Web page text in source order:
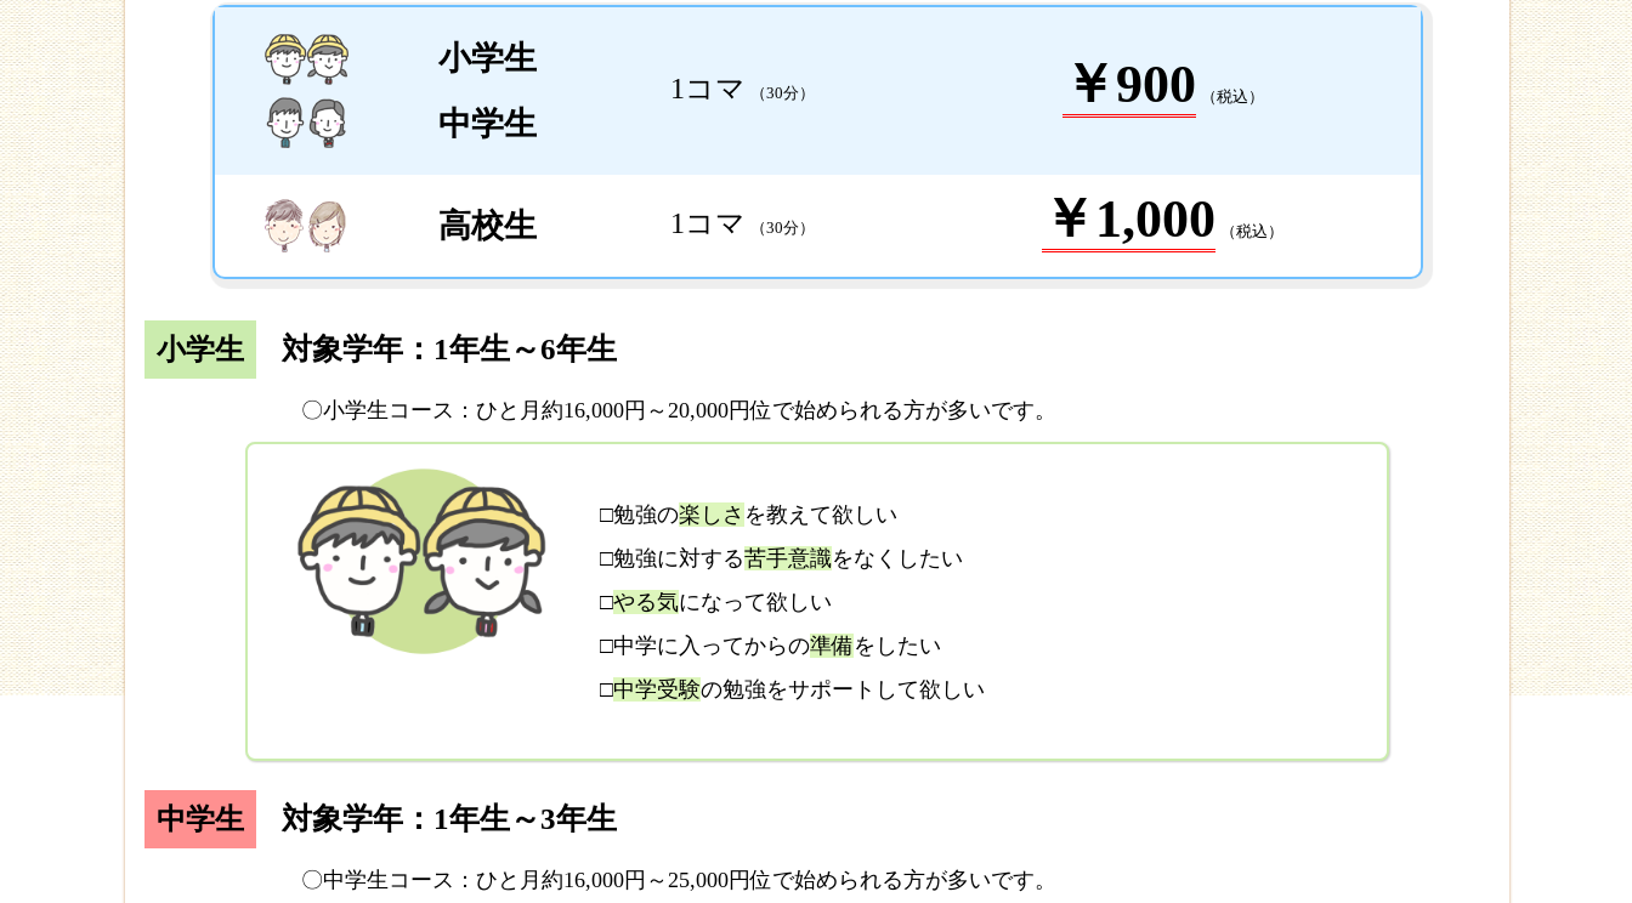
小学生
中学生
1コマ （30分） ￥900 （税込）
高校生 1コマ （30分） ￥1,000 （税込）
小学生 対象学年：1年生～6年生
〇小学生コース：ひと月約16,000円～20,000円位で始められる方が多いです。
□勉強の楽しさ を教えて欲しい
□勉強に対する苦手意識をなくしたい
□やる気になって欲しい
□中学に入ってからの準備をしたい
□中学受験の勉強をサポートして欲しい
中学生 対象学年：1年生～3年生
〇中学生コース：ひと月約16,000円～25,000円位で始められる方が多いです。